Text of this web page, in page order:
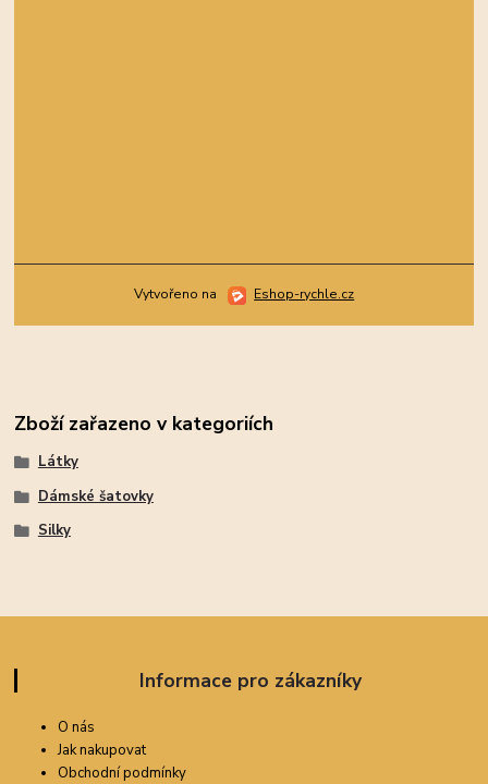
Vytvořeno na Eshop-rychle.cz
Zboží zařazeno v kategoriích
Látky
Dámské šatovky
Silky
Informace pro zákazníky
O nás
Jak nakupovat
Obchodní podmínky